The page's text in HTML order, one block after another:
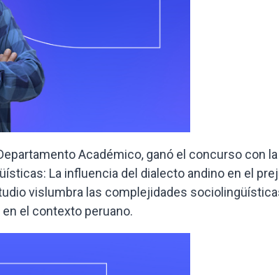
Académico, ganó el concurso con la
La influencia del dialecto andino en el
vislumbra las complejidades
el contexto peruano.